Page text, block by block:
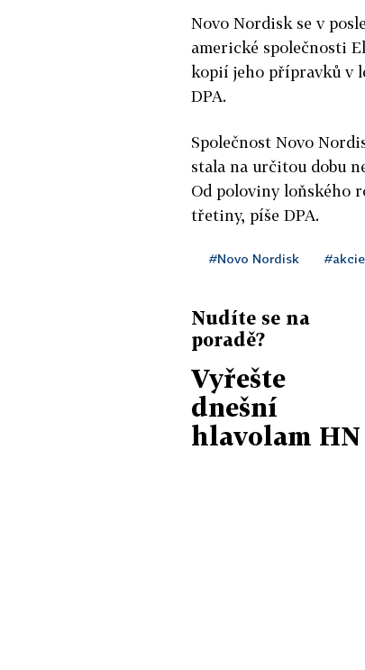
Novo Nordisk se v
americké společnosti
kopií jeho přípravků v
DPA.
Společnost Novo
stala na určitou dobu
Od poloviny loňského
třetiny, píše DPA.
#Novo Nordisk #akcie
Nudíte se na
poradě?
Vyřešte
dnešní
hlavolam HN